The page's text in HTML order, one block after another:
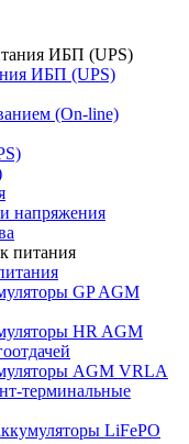
ИБП (UPS)
(On-line)
напряжения
GP AGM
HR AGM
AGM VRLA
терминальные
LiFePO